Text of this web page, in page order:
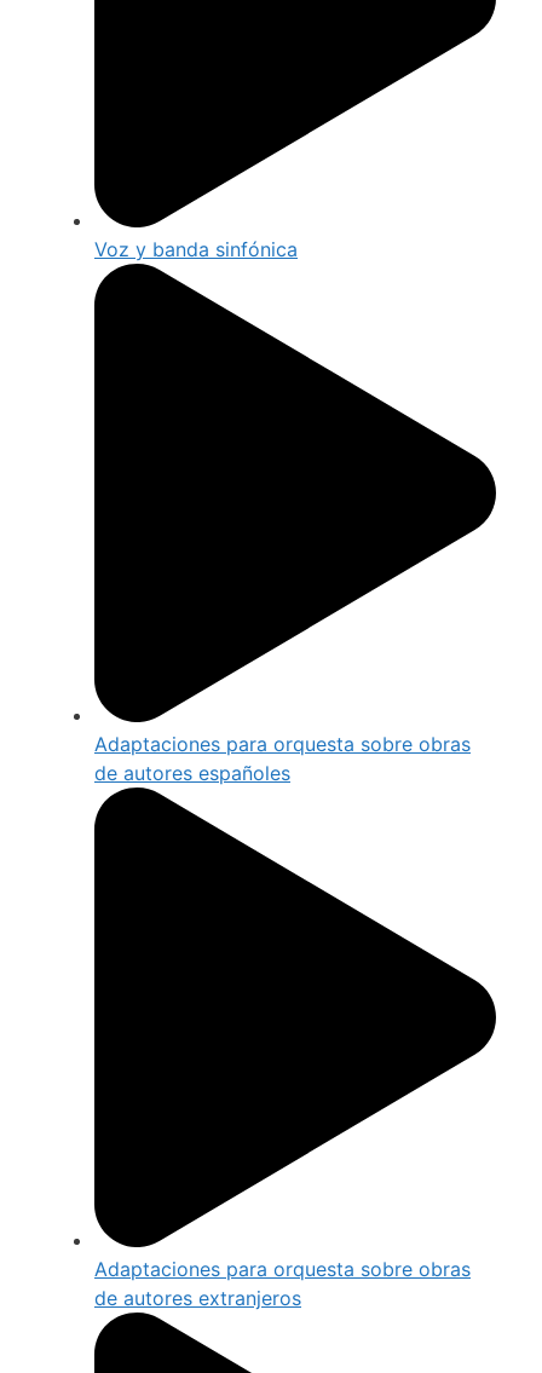
Voz y banda sinfónica
Adaptaciones para orquesta sobre obras
de autores españoles
Adaptaciones para orquesta sobre obras
de autores extranjeros